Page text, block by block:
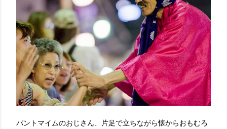
パントマイムのおじさん、片足で立ちながら懐からおもむろ